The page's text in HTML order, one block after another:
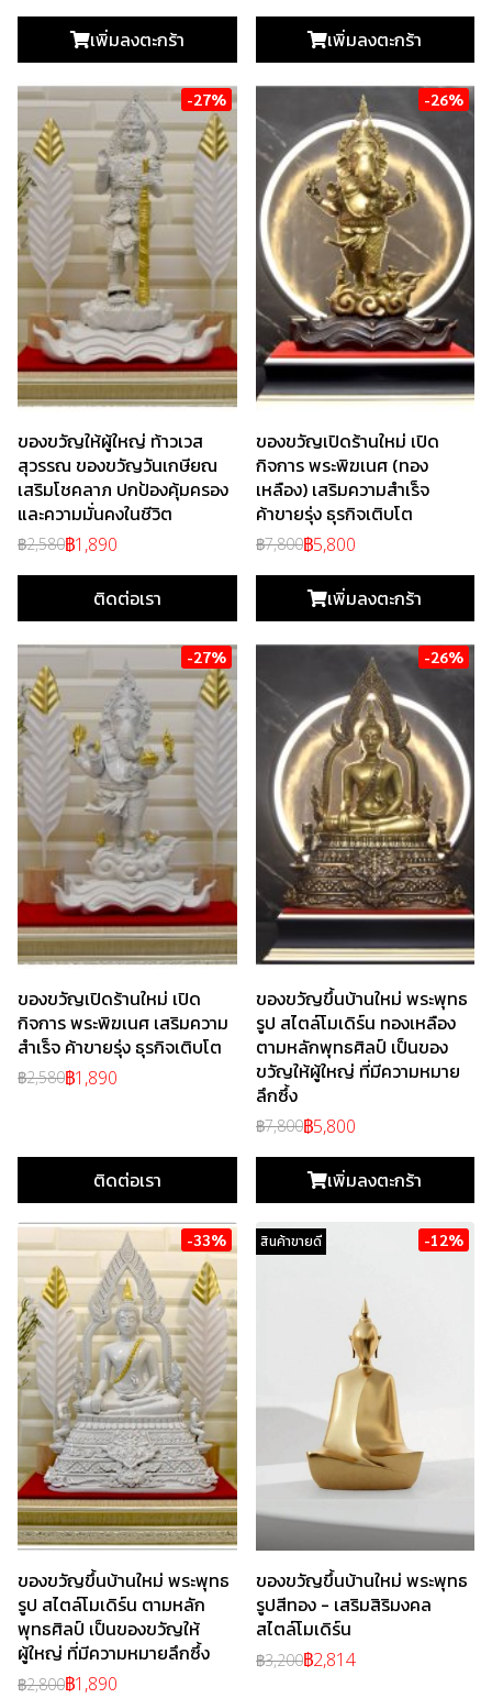
เพิ่มลงตะกร้า เพิ่มลงตะกร้า
-27%
ของขวัญให้ผู้ใหญ่ ท้าวเวส
สุวรรณ ของขวัญวันเกษียณ
เสริมโชคลาภ ปกป้องคุ้มครอง
และความมั่นคงในชีวิต
฿2,580฿1,890
ติดต่อเรา
-26%
ของขวัญเปิดร้านใหม่ เปิด
กิจการ พระพิฆเนศ (ทอง
เหลือง) เสริมความสำเร็จ
ค้าขายรุ่ง ธุรกิจเติบโต
฿7,800฿5,800
เพิ่มลงตะกร้า
-27%
ของขวัญเปิดร้านใหม่ เปิด
กิจการ พระพิฆเนศ เสริมความ
สำเร็จ ค้าขายรุ่ง ธุรกิจเติบโต
฿2,580฿1,890
ติดต่อเรา
-26%
ของขวัญขึ้นบ้านใหม่ พระพุทธ
รูป สไตล์โมเดิร์น ทองเหลือง
ตามหลักพุทธศิลป์ เป็นของ
ขวัญให้ผู้ใหญ่ ที่มีความหมาย
ลึกซึ้ง
฿7,800฿5,800
เพิ่มลงตะกร้า
-33%
ของขวัญขึ้นบ้านใหม่ พระพุทธ
รูป สไตล์โมเดิร์น ตามหลัก
พุทธศิลป์ เป็นของขวัญให้
ผู้ใหญ่ ที่มีความหมายลึกซึ้ง
฿2,800฿1,890
สินค้าขายดี -12%
ของขวัญขึ้นบ้านใหม่ พระพุทธ
รูปสีทอง - เสริมสิริมงคล
สไตล์โมเดิร์น
฿3,200฿2,814